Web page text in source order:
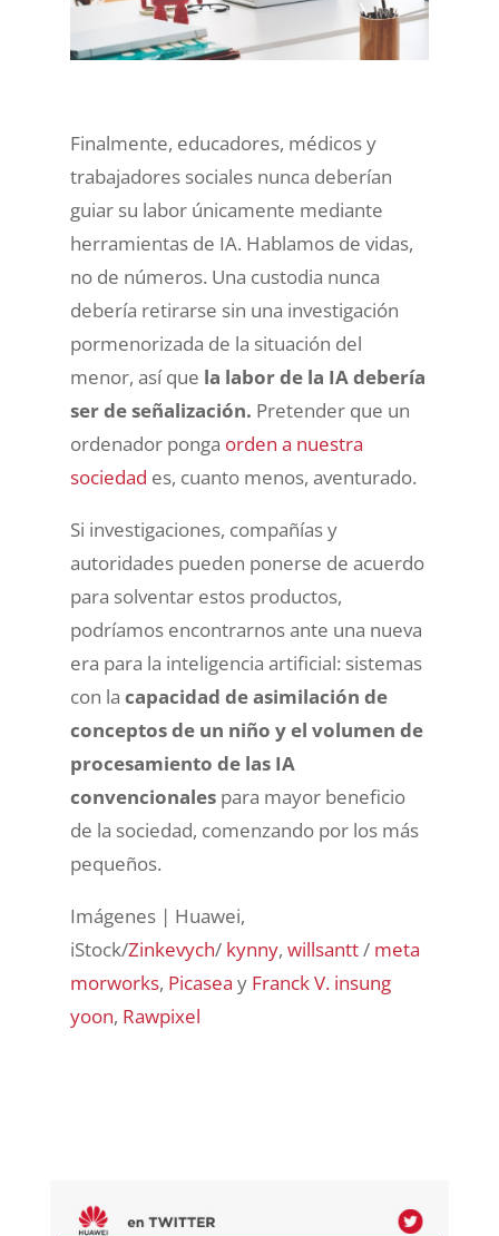
Finalmente, educadores, médicos y
trabajadores sociales nunca deberían
guiar su labor únicamente mediante
herramientas de IA. Hablamos de vidas,
no de números. Una custodia nunca
debería retirarse sin una investigación
pormenorizada de la situación del
menor, así que la labor de la IA debería
ser de señalización. Pretender que un
ordenador ponga orden a nuestra
sociedad es, cuanto menos, aventurado.
Si investigaciones, compañías y
autoridades pueden ponerse de acuerdo
para solventar estos productos,
podríamos encontrarnos ante una nueva
era para la inteligencia artificial: sistemas
con la capacidad de asimilación de
conceptos de un niño y el volumen de
procesamiento de las IA
convencionalespara mayor beneficio
de la sociedad, comenzando por los más
pequeños.
Imágenes | Huawei,
iStock/Zinkevych/ kynny, willsantt/ meta
morworks, Picasea y Franck V. insung
yoon, Rawpixel